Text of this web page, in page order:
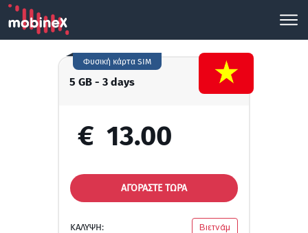
5 GB - 3 days
Φυσική κάρτα SIM
€ 13.00
ΑΓΟΡΑΣΤΕ ΤΩΡΑ
ΚΑΛΥΨΗ: Βιετνάμ